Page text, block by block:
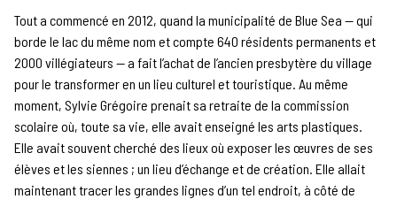
Tout a commencé en 2012, quand la municipalité de Blue Sea — qui
borde le lac du même nom et compte 640 résidents permanents et
2000 villégiateurs — a fait l’achat de l’ancien presbytère du village
pour le transformer en un lieu culturel et touristique. Au même
moment, Sylvie Grégoire prenait sa retraite de la commission
scolaire où, toute sa vie, elle avait enseigné les arts plastiques.
Elle avait souvent cherché des lieux où exposer les œuvres de ses
élèves et les siennes ; un lieu d’échange et de création. Elle allait
maintenant tracer les grandes lignes d’un tel endroit, à côté de